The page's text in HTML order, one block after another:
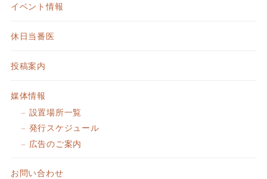
イベント情報
休日当番医
投稿案内
媒体情報
設置場所一覧
発行スケジュール
広告のご案内
お問い合わせ